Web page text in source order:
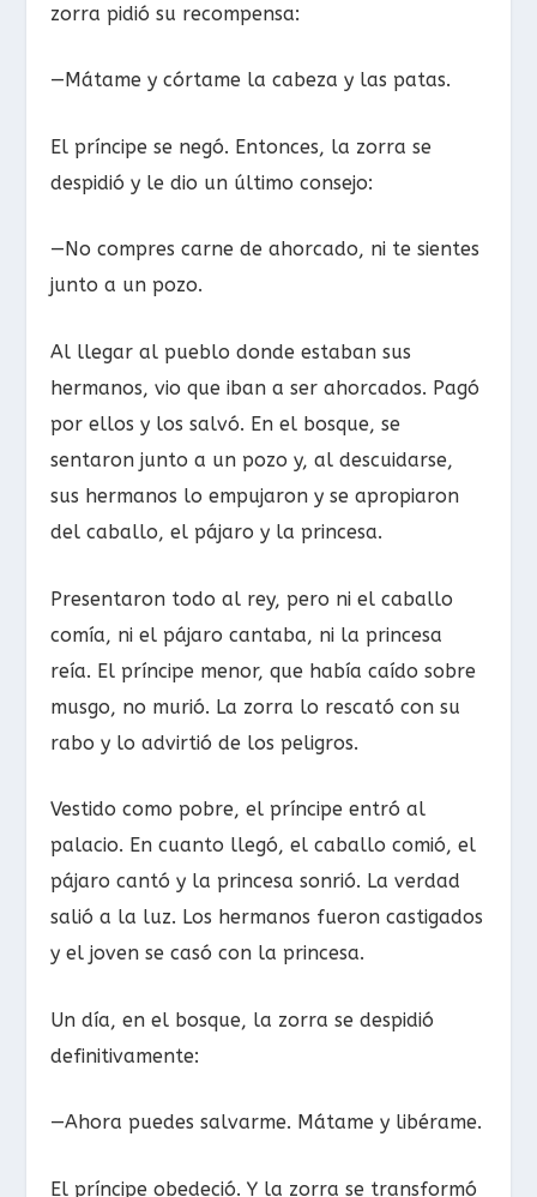
zorra pidió su recompensa:
—Mátame y córtame la cabeza y las patas.
El príncipe se negó. Entonces, la zorra se
despidió y le dio un último consejo:
—No compres carne de ahorcado, ni te sientes
junto a un pozo.
Al llegar al pueblo donde estaban sus
hermanos, vio que iban a ser ahorcados. Pagó
por ellos y los salvó. En el bosque, se
sentaron junto a un pozo y, al descuidarse,
sus hermanos lo empujaron y se apropiaron
del caballo, el pájaro y la princesa.
Presentaron todo al rey, pero ni el caballo
comía, ni el pájaro cantaba, ni la princesa
reía. El príncipe menor, que había caído sobre
musgo, no murió. La zorra lo rescató con su
rabo y lo advirtió de los peligros.
Vestido como pobre, el príncipe entró al
palacio. En cuanto llegó, el caballo comió, el
pájaro cantó y la princesa sonrió. La verdad
salió a la luz. Los hermanos fueron castigados
y el joven se casó con la princesa.
Un día, en el bosque, la zorra se despidió
definitivamente:
—Ahora puedes salvarme. Mátame y libérame.
El príncipe obedeció. Y la zorra se transformó